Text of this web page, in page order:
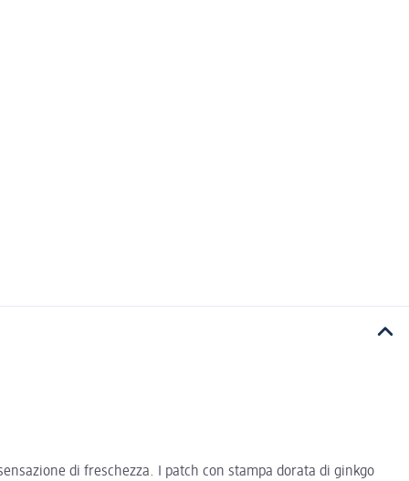
di freschezza. I patch con stampa dorata di ginkgo